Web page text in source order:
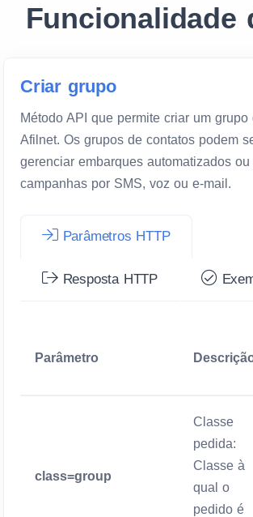
Funcionalidade
Criar grupo
Método API que permite criar um grupo
Afilnet. Os grupos de contatos podem
gerenciar embarques automatizados
campanhas por SMS, voz ou e-mail.
Parâmetros HTTP
Resposta HTTP
Parâmetro
class=group
Classe
pedida:
Classe à
qual o
pedido é